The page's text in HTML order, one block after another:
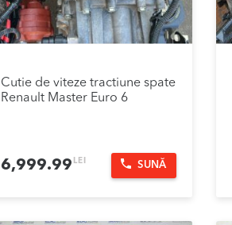
Cutie de viteze tractiune spate
Renault Master Euro 6
6,999.99 LEI SUNĂ